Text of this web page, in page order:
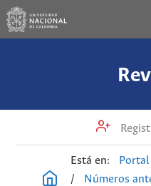
Está en:
/
Números